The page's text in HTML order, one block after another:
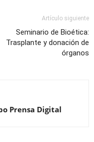
Artículo siguiente
Seminario de Bioética:
Trasplante y donación de
órganos
Prensa Digital